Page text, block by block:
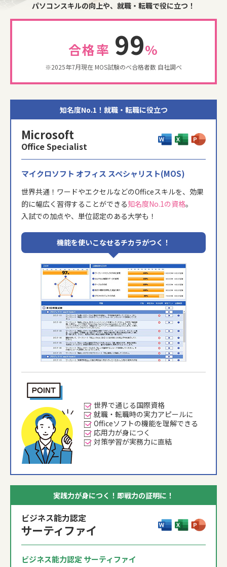
パソコンスキルの向上や、就職・転職で役に立つ！
合格率 99%
※2025年7月現在 MOS試験のべ合格者数 自社調べ
知名度No.1！就職・転職に役立つ
Microsoft
Office Specialist
マイクロソフト オフィス スペシャリスト(MOS)
世界共通！ワードやエクセルなどのOfficeスキルを、 効果
的に幅広く習得することができる知名度No.1の資格。
入試での加点や、単位認定のある大学も！
機能を使いこなせるチカラがつく！
世界で通じる国際資格
就職・転職時の実力アピールに
Officeソフトの機能を理解できる
応用力が身につく
対策学習が実務力に直結
実践力が身につく！即戦力の証明に！
ビジネス能力認定
サーティファイ
ビジネス能力認定 サーティファイ